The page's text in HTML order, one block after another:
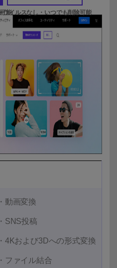
・動画変換
・SNS投稿
・4Kおよび3Dへの形式変換
・ファイル結合